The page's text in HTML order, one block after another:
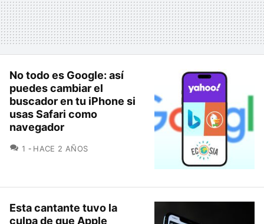
No todo es Google: así
puedes cambiar el
buscador en tu iPhone si
usas Safari como
navegador
1 COMENTARIOS
HACE 2 AÑOS
Esta cantante tuvo la
culpa de que Apple